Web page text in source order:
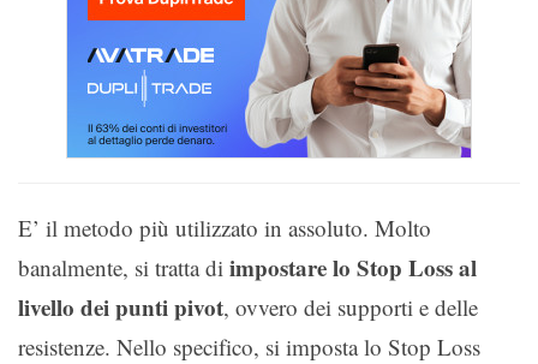
E’ il metodo più utilizzato in assoluto. Molto
banalmente, si tratta di impostare lo Stop Loss al
livello dei punti pivot, ovvero dei supporti e delle
resistenze. Nello specifico, si imposta lo Stop Loss